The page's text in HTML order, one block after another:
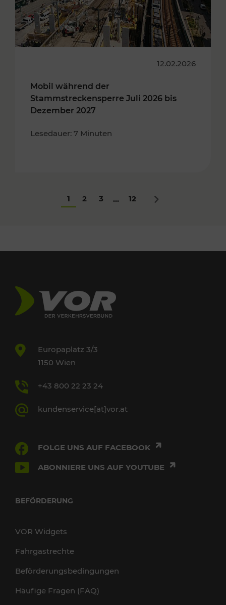
12.02.2026
Mobil während der
Stammstreckensperre Juli 2026 bis
Dezember 2027
Lesedauer: 7 Minuten
1 2 3 ... 12 Nächstes
Europaplatz 3/3
1150 Wien
+43 800 22 23 24
kundenservice[at]vor.at
FOLGE UNS AUF FACEBOOK
ABONNIERE UNS AUF YOUTUBE
BEFÖRDERUNG
VOR Widgets
Fahrgastrechte
Beförderungsbedingungen
Häufige Fragen (FAQ)